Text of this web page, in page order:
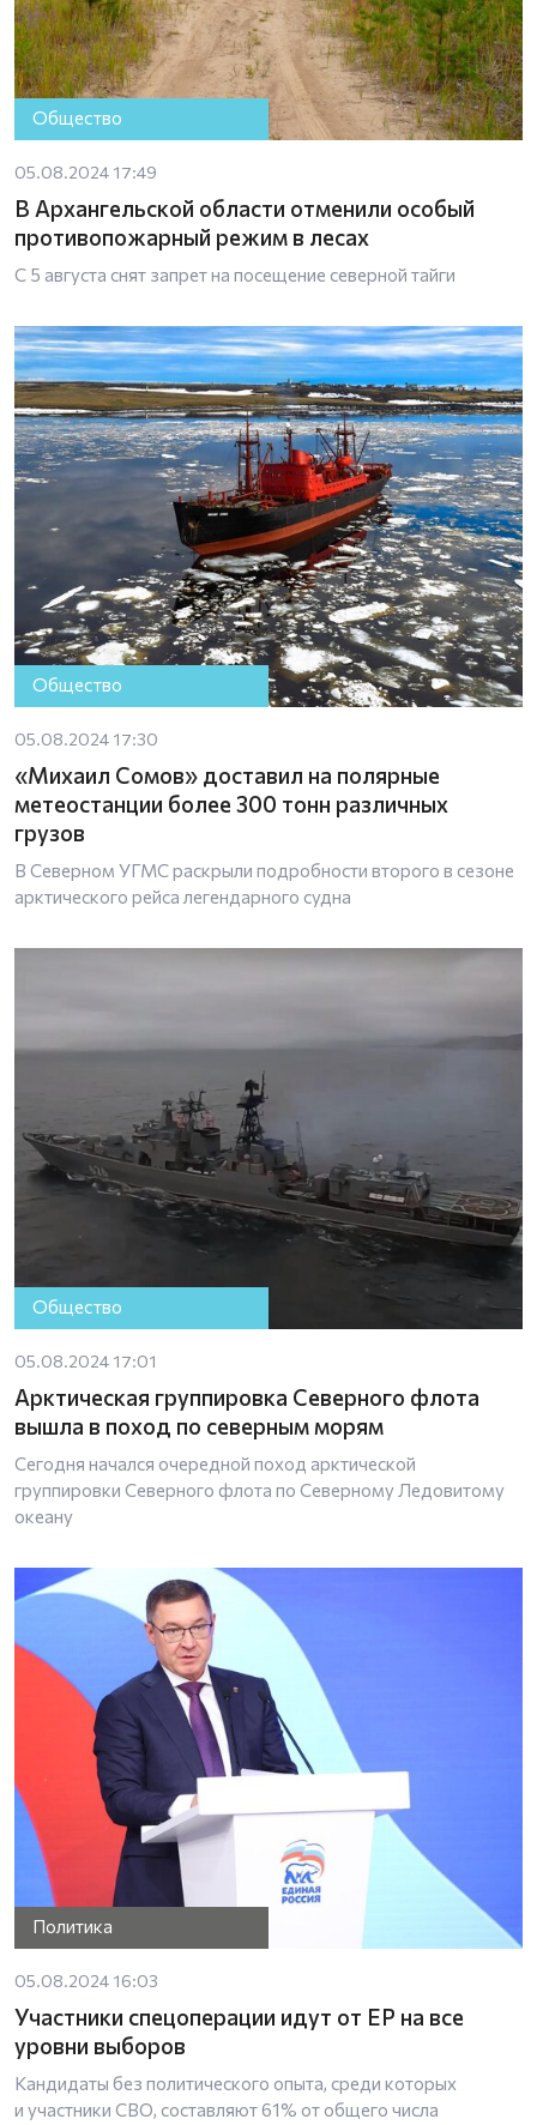
Общество
05.08.2024 17:49
В Архангельской области отменили особый
противопожарный режим в лесах
С 5 августа снят запрет на посещение северной тайги
Общество
05.08.2024 17:30
«Михаил Сомов» доставил на полярные
метеостанции более 300 тонн различных
грузов
В Северном УГМС раскрыли подробности второго в сезоне
арктического рейса легендарного судна
Общество
05.08.2024 17:01
Арктическая группировка Северного флота
вышла в поход по северным морям
Сегодня начался очередной поход арктической
группировки Северного флота по Северному Ледовитому
океану
Политика
05.08.2024 16:03
Участники спецоперации идут от ЕР на все
уровни выборов
Кандидаты без политического опыта, среди которых
и участники СВО, составляют 61% от общего числа